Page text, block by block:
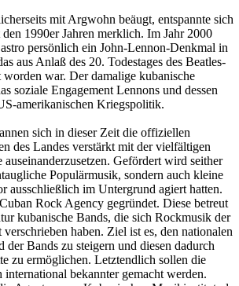
mit Argwohn beäugt, entspannte sich
1990er Jahren merklich. Im Jahr 2000
persönlich ein John-Lennon-Denkmal in
aus Anlaß des 20. Todestages des Beatles-
worden war. Der damalige kubanische
sozia­le Engagement Lennons und dessen
amerikanischen Kriegspolitik.
sich in dieser Zeit die offiziellen
des Landes verstärkt mit der vielfältigen
auseinanderzusetzen. Gefördert wird seither
Populärmusik, sondern auch kleine
ausschließlich im Untergrund agiert hatten.
Rock Agency gegründet. Diese betreut
kubanische Bands, die sich Rockmusik der
verschrieben haben. Ziel ist es, den nationalen
der Bands zu steigern und diesen dadurch
zu ermöglichen. Letztendlich sollen die
international bekannter gemacht werden.